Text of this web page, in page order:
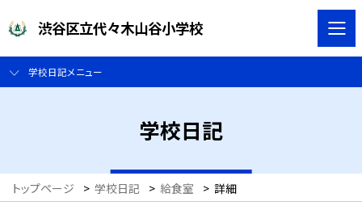
渋谷区立代々木山谷小学校
学校日記メニュー
学校日記
トップページ > 学校日記 > 給食室 > 詳細